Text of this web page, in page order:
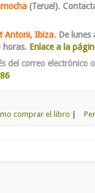
(Teruel).
Antoni, Ibiza. De lunes
horas. Enlace a la
del correo electrónico
comprar el libro